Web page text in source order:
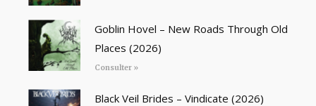
Goblin Hovel – New Roads Through Old
Places (2026)
Consulter »
Black Veil Brides – Vindicate (2026)